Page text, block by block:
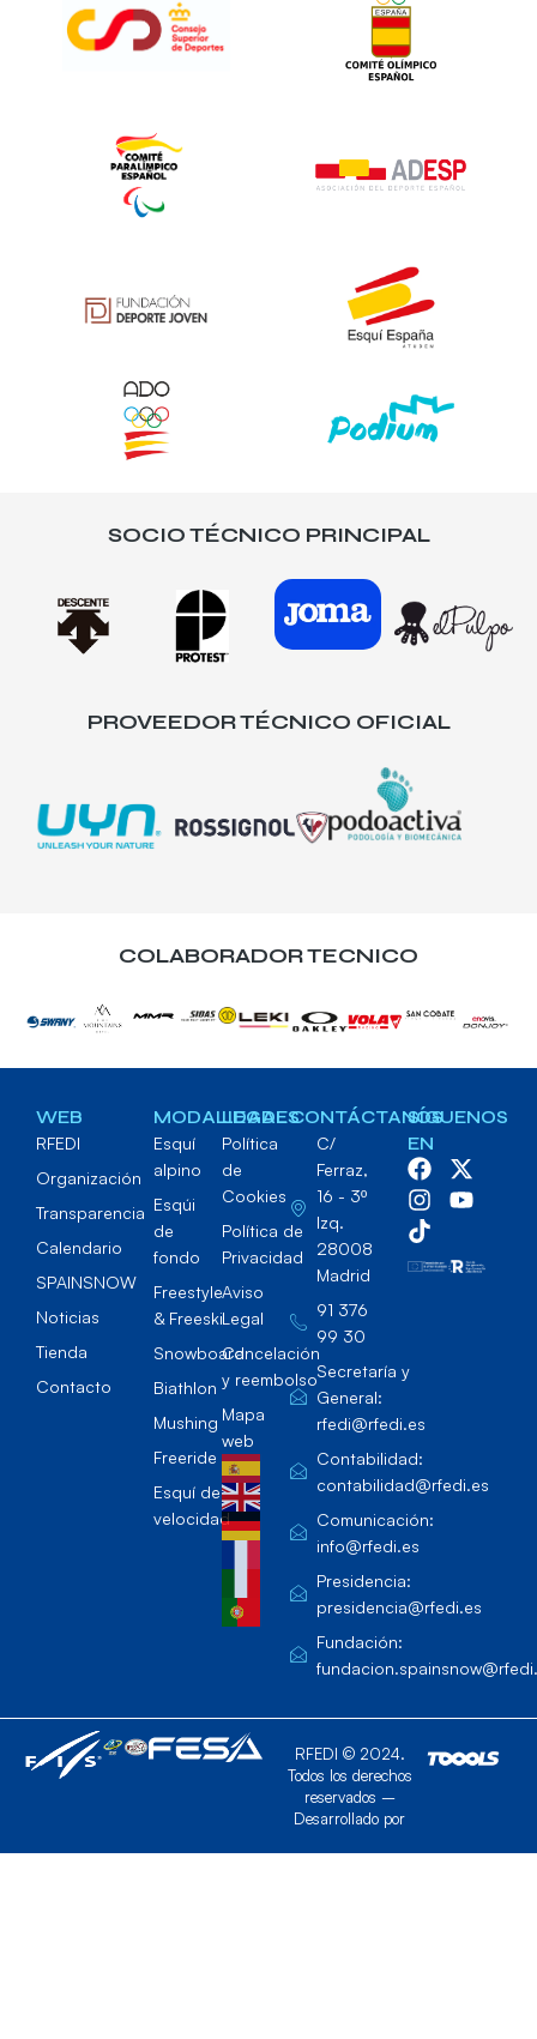
SOCIO TÉCNICO PRINCIPAL
PROVEEDOR TÉCNICO OFICIAL
COLABORADOR TECNICO
WEB
RFEDI
Organización
Transparencia
Calendario
SPAINSNOW
Noticias
Tienda
Contacto
MODALIDADES
Esquí
alpino
Esqúi
de
fondo
Freestyle
& Freeski
Snowboard
Biathlon
Mushing
Freeride
Esquí de
velocidad
LEGAL
Política
de
Cookies
Política de
Privacidad
Aviso
Legal
Cancelación
y reembolso
Mapa
web
CONTÁCTANOS
C/
Ferraz,
16 - 3º
Izq.
28008
Madrid
91 376
99 30
Secretaría y
General:
rfedi@rfedi.es
Contabilidad:
contabilidad@rfedi.es
Comunicación:
info@rfedi.es
Presidencia:
presidencia@rfedi.es
Fundación:
SÍGUENOS
EN
RFEDI © 2024.
Todos los derechos
reservados –
Desarrollado por